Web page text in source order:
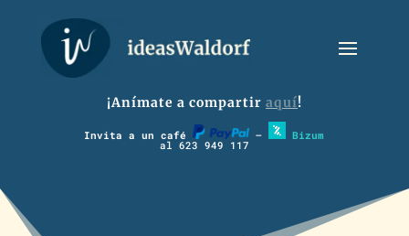
¡Anímate a compartir aquí!
Invita a un café – Bizum
al 623 949 117